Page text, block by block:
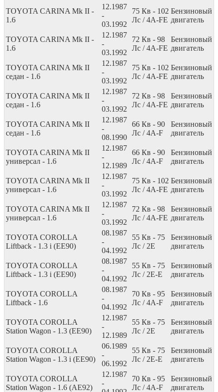
TOYOTA CARINA Mk II -
1.6
12.1987
-
03.1992
75 Кв - 102
Лс / 4A-FE
Бензиновый
двигатель
TOYOTA CARINA Mk II -
1.6
12.1987
-
03.1992
72 Кв - 98
Лс / 4A-FE
Бензиновый
двигатель
TOYOTA CARINA Mk II
седан - 1.6
12.1987
-
03.1992
75 Кв - 102
Лс / 4A-FE
Бензиновый
двигатель
TOYOTA CARINA Mk II
седан - 1.6
12.1987
-
03.1992
72 Кв - 98
Лс / 4A-FE
Бензиновый
двигатель
TOYOTA CARINA Mk II
седан - 1.6
12.1987
-
08.1990
66 Кв - 90
Лс / 4A-F
Бензиновый
двигатель
TOYOTA CARINA Mk II
универсал - 1.6
12.1987
-
12.1989
66 Кв - 90
Лс / 4A-F
Бензиновый
двигатель
TOYOTA CARINA Mk II
универсал - 1.6
12.1987
-
03.1992
75 Кв - 102
Лс / 4A-FE
Бензиновый
двигатель
TOYOTA CARINA Mk II
универсал - 1.6
12.1987
-
03.1992
72 Кв - 98
Лс / 4A-FE
Бензиновый
двигатель
TOYOTA COROLLA
Liftback - 1.3 i (EE90)
08.1987
-
04.1992
55 Кв - 75
Лс / 2E
Бензиновый
двигатель
TOYOTA COROLLA
Liftback - 1.3 i (EE90)
08.1987
-
04.1992
55 Кв - 75
Лс / 2E-E
Бензиновый
двигатель
TOYOTA COROLLA
Liftback - 1.6
08.1987
-
04.1992
70 Кв - 95
Лс / 4A-F
Бензиновый
двигатель
TOYOTA COROLLA
Station Wagon - 1.3 (EE90)
12.1987
-
12.1989
55 Кв - 75
Лс / 2E
Бензиновый
двигатель
TOYOTA COROLLA
Station Wagon - 1.3 i (EE90)
06.1989
-
06.1992
55 Кв - 75
Лс / 2E-E
Бензиновый
двигатель
TOYOTA COROLLA
Station Wagon - 1.6 (AE92)
12.1987
-
70 Кв - 95
Лс / 4A-F
Бензиновый
двигатель